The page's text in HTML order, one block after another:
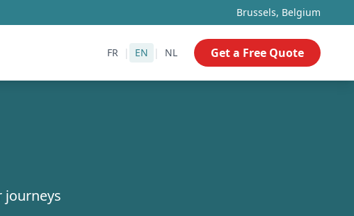
Brussels, Belgium
FR | EN | NL Get a Free Quote
journeys